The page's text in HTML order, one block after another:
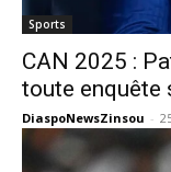
Sports
CAN 2025 :
toute enquête
DiaspoNewsZinsou -